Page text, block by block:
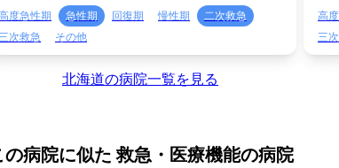
度急性期 急性期 回復期 慢性期
二次救急
次救急
その他
高
三
北海道の病院一覧を見る
の病院に似た 救急・医療機能の病院